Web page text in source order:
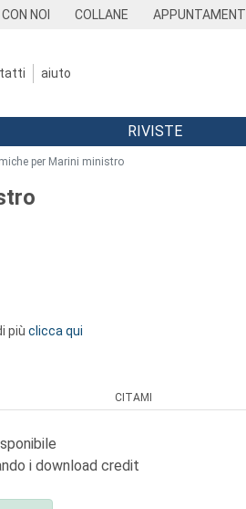
NOI COLLANE APPUNTAMENTI
aiuto
RIVISTE
per Marini ministro
più clicca qui
CITAMI
i download credit